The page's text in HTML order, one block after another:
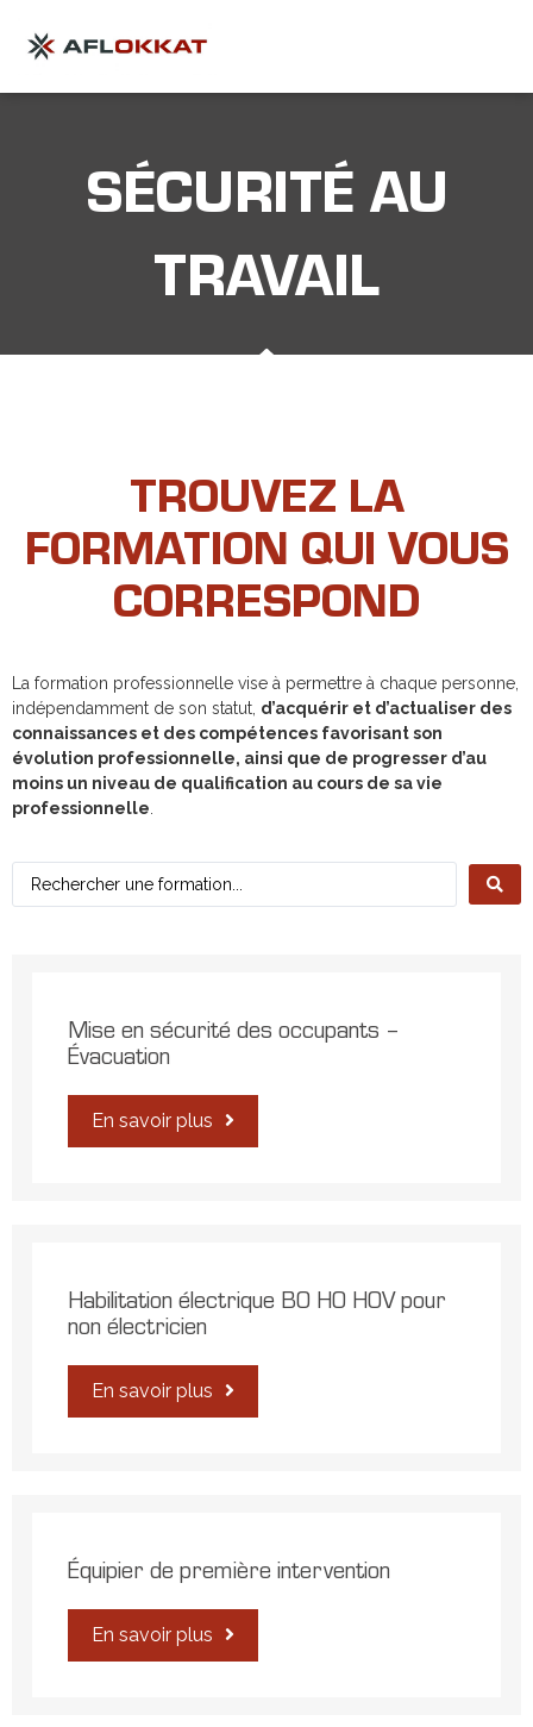
SÉCURITÉ AU
TRAVAIL
TROUVEZ LA
FORMATION QUI VOUS
CORRESPOND
La formation professionnelle vise à permettre à chaque personne,
indépendamment de son statut, d’acquérir et d’actualiser des
connaissances et des compétences favorisant son
évolution professionnelle, ainsi que de progresser d’au
moins un niveau de qualification au cours de sa vie
professionnelle
Mise en sécurité des occupants –
Évacuation
En savoir plus
Habilitation électrique B0 H0 H0V pour
non électricien
En savoir plus
Équipier de première intervention
En savoir plus